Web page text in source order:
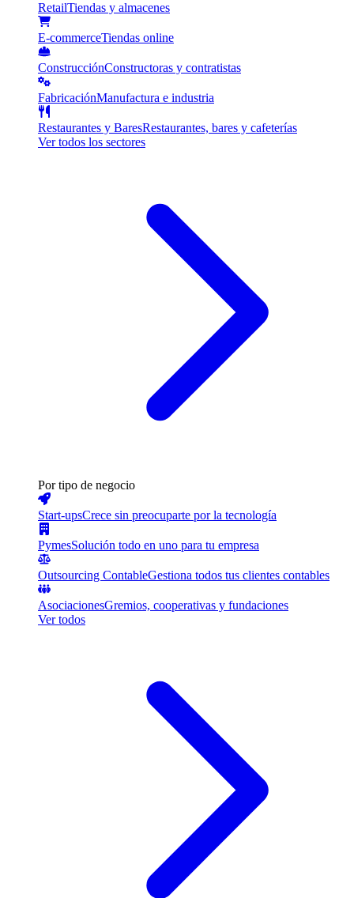
RetailTiendas y almacenes
E-commerceTiendas online
ConstrucciónConstructoras y contratistas
FabricaciónManufactura e industria
Restaurantes y BaresRestaurantes, bares y cafeterías
Ver todos los sectores
Por tipo de negocio
Start-upsCrece sin preocuparte por la tecnología
PymesSolución todo en uno para tu empresa
Outsourcing ContableGestiona todos tus clientes contables
AsociacionesGremios, cooperativas y fundaciones
Ver todos